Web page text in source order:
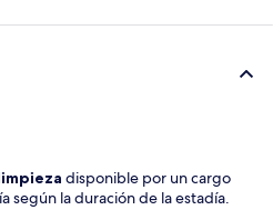
disponible por un cargo
según la duración de la estadía.